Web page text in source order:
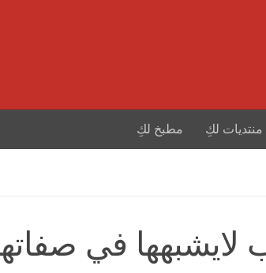
لكِ مطبخ لكِ
في